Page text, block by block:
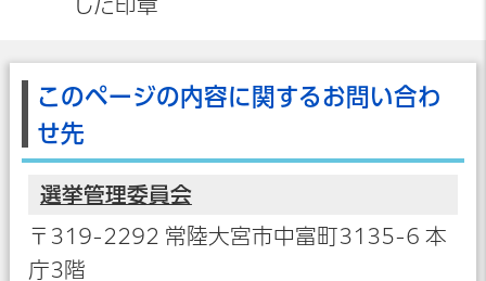
した印章
このページの内容に関するお問い合わ
せ先
選挙管理委員会
〒319-2292 常陸大宮市中富町3135-6 本
庁3階